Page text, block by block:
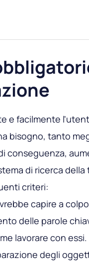
e facilmente
bisogno, tanto
conseguenza,
di ricerca della
criteri:
capire a
delle parole
lavorare con essi.
degli